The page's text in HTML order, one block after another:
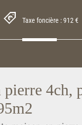
Taxe foncière : 912 €
pierre 4ch,